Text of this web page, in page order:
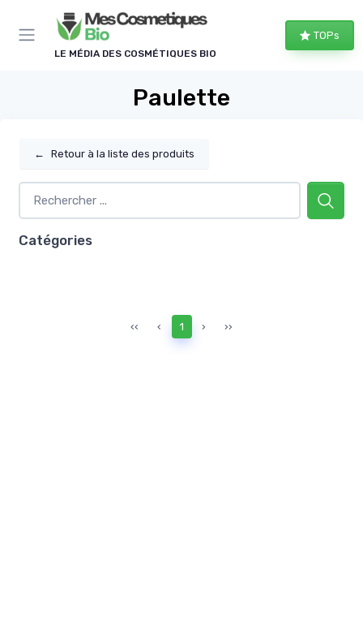
LE MÉDIA DES COSMÉTIQUES BIO
TOPs
Paulette
← Retour à la liste des produits
Catégories
‹‹ ‹ 1 › ››
Panneau de gestion des cookies